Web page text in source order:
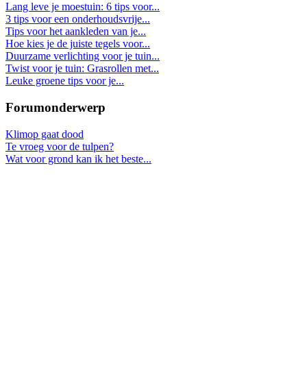
Lang leve je moestuin: 6 tips voor...
3 tips voor een onderhoudsvrije...
Tips voor het aankleden van je...
Hoe kies je de juiste tegels voor...
Duurzame verlichting voor je tuin...
Twist voor je tuin: Grasrollen met...
Leuke groene tips voor je...
Forumonderwerp
Klimop gaat dood
Te vroeg voor de tulpen?
Wat voor grond kan ik het beste...